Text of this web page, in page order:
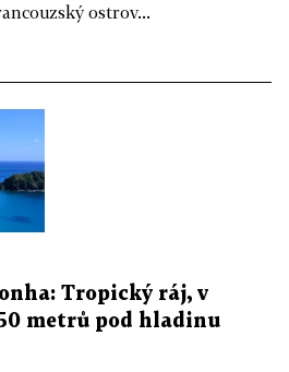
ostrov...
Tropický ráj, v
metrů pod hladinu